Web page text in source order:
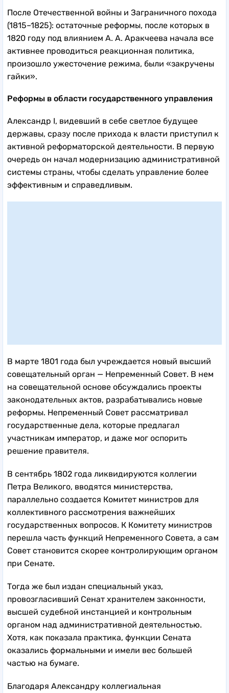
После Отечественной войны и Заграничного похода
(1815–1825): остаточные реформы, после которых в
1820 году под влиянием А. А. Аракчеева начала все
активнее проводиться реакционная политика,
произошло ужесточение режима, были «закручены
гайки».
Реформы в области государственного управления
Александр I, видевший в себе светлое будущее
державы, сразу после прихода к власти приступил к
активной реформаторской деятельности. В первую
очередь он начал модернизацию административной
системы страны, чтобы сделать управление более
эффективным и справедливым.
В марте 1801 года был учреждается новый высший
совещательный орган — Непременный Совет. В нем
на совещательной основе обсуждались проекты
законодательных актов, разрабатывались новые
реформы. Непременный Совет рассматривал
государственные дела, которые предлагал
участникам император, и даже мог оспорить
решение правителя.
В сентябрь 1802 года ликвидируются коллегии
Петра Великого, вводятся министерства,
параллельно создается Комитет министров для
коллективного рассмотрения важнейших
государственных вопросов. К Комитету министров
перешла часть функций Непременного Совета, а сам
Совет становится скорее контролирующим органом
при Сенате.
Тогда же был издан специальный указ,
провозгласивший Сенат хранителем законности,
высшей судебной инстанцией и контрольным
органом над административной деятельностью.
Хотя, как показала практика, функции Сената
оказались формальными и имели вес большей
частью на бумаге.
Благодаря Александру коллегиальная